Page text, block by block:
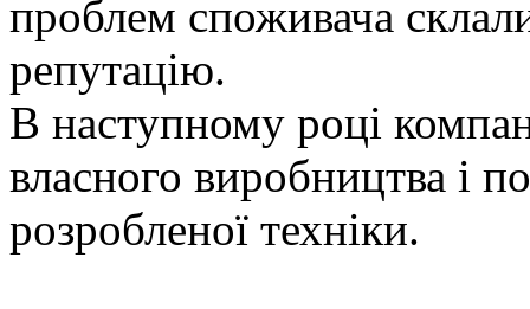
проблем споживача
репутацію.
В наступному році
власного виробництва і
розробленої техніки.